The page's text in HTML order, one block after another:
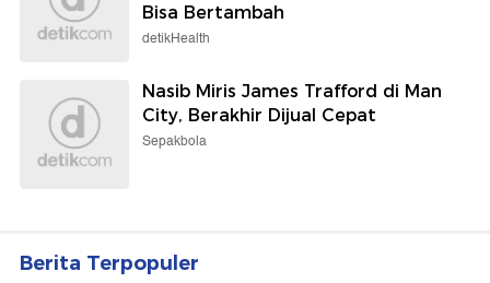
Bisa Bertambah
detikHealth
Nasib Miris James Trafford di Man
City, Berakhir Dijual Cepat
Sepakbola
Berita Terpopuler